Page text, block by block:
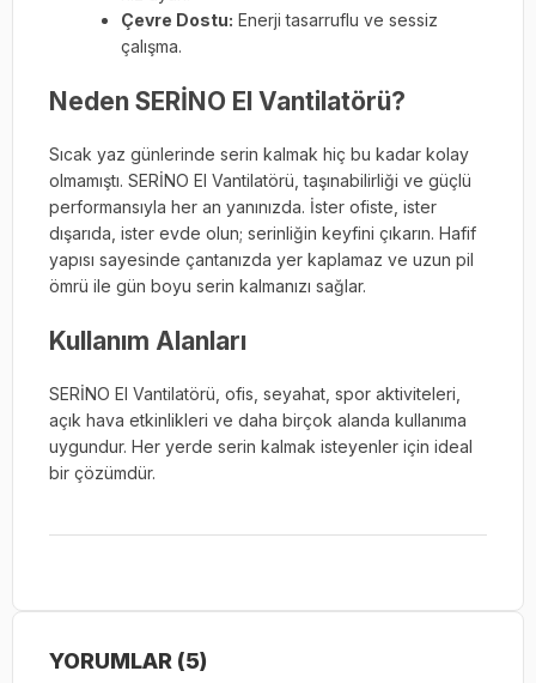
Çevre Dostu: Enerji tasarruflu ve sessiz
çalışma.
Neden SERİNO El Vantilatörü?
Sıcak yaz günlerinde serin kalmak hiç bu kadar kolay
olmamıştı. SERİNO El Vantilatörü, taşınabilirliği ve güçlü
performansıyla her an yanınızda. İster ofiste, ister
dışarıda, ister evde olun; serinliğin keyfini çıkarın. Hafif
yapısı sayesinde çantanızda yer kaplamaz ve uzun pil
ömrü ile gün boyu serin kalmanızı sağlar.
Kullanım Alanları
SERİNO El Vantilatörü, ofis, seyahat, spor aktiviteleri,
açık hava etkinlikleri ve daha birçok alanda kullanıma
uygundur. Her yerde serin kalmak isteyenler için ideal
bir çözümdür.
YORUMLAR (5)